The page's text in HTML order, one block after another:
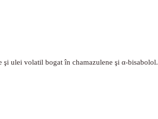
ulei volatil bogat în chamazulene şi α-bisabolol.